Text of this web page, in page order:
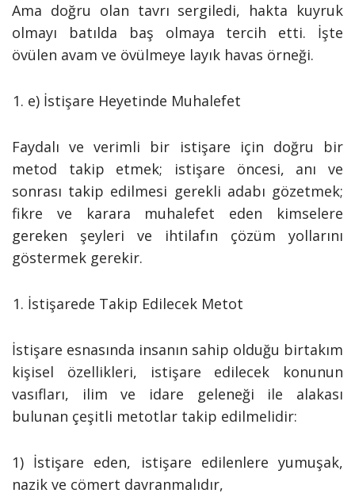
Ama doğru olan tavrı sergiledi, hakta kuyruk
olmayı batılda baş olmaya tercih etti. İşte
övülen avam ve övülmeye layık havas örneği.
e) İstişare Heyetinde Muhalefet
Faydalı ve verimli bir istişare için doğru bir
metod takip etmek; istişare öncesi, anı ve
sonrası takip edilmesi gerekli adabı gözetmek;
fikre ve karara muhalefet eden kimselere
gereken şeyleri ve ihtilafın çözüm yollarını
göstermek gerekir.
İstişarede Takip Edilecek Metot
İstişare esnasında insanın sahip olduğu birtakım
kişisel özellikleri, istişare edilecek konunun
vasıfları, ilim ve idare geleneği ile alakası
bulunan çeşitli metotlar takip edilmelidir:
1) İstişare eden, istişare edilenlere yumuşak,
nazik ve cömert davranmalıdır,